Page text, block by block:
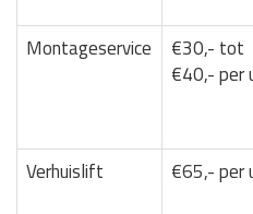
Montageservice
€30,- tot
€40,- per
Verhuislift
€65,- per